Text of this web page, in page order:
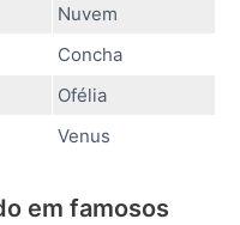
Nuvem
Concha
Ofélia
Venus
em famosos